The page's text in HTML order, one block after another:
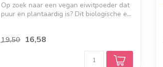
Op zoek naar een vegan eiwitpoeder dat
puur en plantaardig is? Dit biologische e...
19,50 16,58